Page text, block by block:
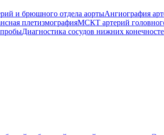
и брюшного отдела аортыАнгиография
плетизмографияМСКТ артерий
Диагностика сосудов нижних